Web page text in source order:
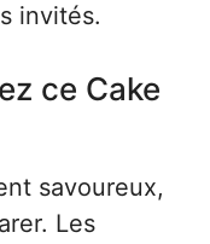
invités.
ce Cake
savoureux,
Les